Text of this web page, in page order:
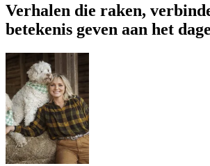
Verhalen die raken,
betekenis geven aan het